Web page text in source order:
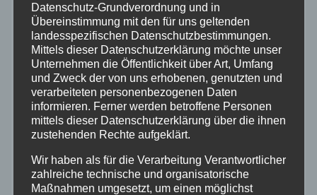
Altenkirchen
Bundespolizei
Feuerwehr
Hilfsorganisationen
Mayen-Koblenz
Datenschutz-Grundverordnung und in
Übereinstimmung mit den für uns geltenden
landesspezifischen Datenschutzbestimmungen.
Mittels dieser Datenschutzerklärung möchte unser
Unternehmen die Öffentlichkeit über Art, Umfang
und Zweck der von uns erhobenen, genutzten und
verarbeiteten personenbezogenen Daten
informieren. Ferner werden betroffene Personen
mittels dieser Datenschutzerklärung über die ihnen
zustehenden Rechte aufgeklärt.
Wir haben als für die Verarbeitung Verantwortlicher
zahlreiche technische und organisatorische
Maßnahmen umgesetzt, um einen möglichst